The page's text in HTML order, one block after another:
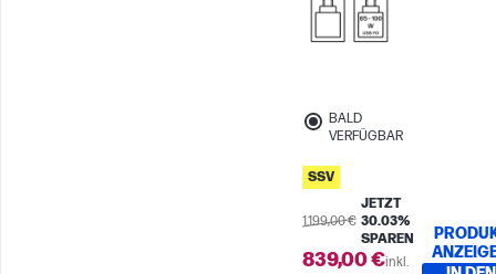
BALD
VERFÜGBAR
SSV
1.199,00 €
JETZT
30.03%
SPAREN
839,00 €inkl.